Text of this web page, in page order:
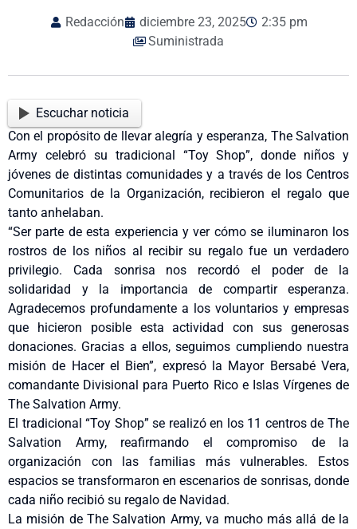
Redacción diciembre 23, 2025
2:35 pm
Suministrada
Escuchar noticia
Con el propósito de llevar alegría y esperanza, The Salvation
Army celebró su tradicional “Toy Shop”, donde niños y
jóvenes de distintas comunidades y a través de los Centros
Comunitarios de la Organización, recibieron el regalo que
tanto anhelaban.
“Ser parte de esta experiencia y ver cómo se iluminaron los
rostros de los niños al recibir su regalo fue un verdadero
privilegio. Cada sonrisa nos recordó el poder de la
solidaridad y la importancia de compartir esperanza.
Agradecemos profundamente a los voluntarios y empresas
que hicieron posible esta actividad con sus generosas
donaciones. Gracias a ellos, seguimos cumpliendo nuestra
misión de Hacer el Bien”, expresó la Mayor Bersabé Vera,
comandante Divisional para Puerto Rico e Islas Vírgenes de
The Salvation Army.
El tradicional “Toy Shop” se realizó en los 11 centros de The
Salvation Army, reafirmando el compromiso de la
organización con las familias más vulnerables. Estos
espacios se transformaron en escenarios de sonrisas, donde
cada niño recibió su regalo de Navidad.
La misión de The Salvation Army, va mucho más allá de la